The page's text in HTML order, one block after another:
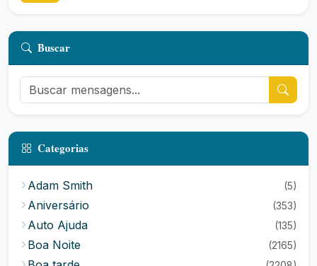
Buscar
Categorias
Adam Smith (5)
Aniversário (353)
Auto Ajuda (135)
Boa Noite (2165)